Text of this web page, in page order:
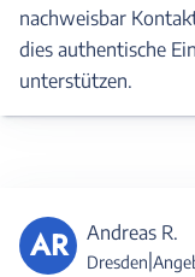
nachweisbar
dies authentische
unterstützen.
AR Andreas R.
Dresden|